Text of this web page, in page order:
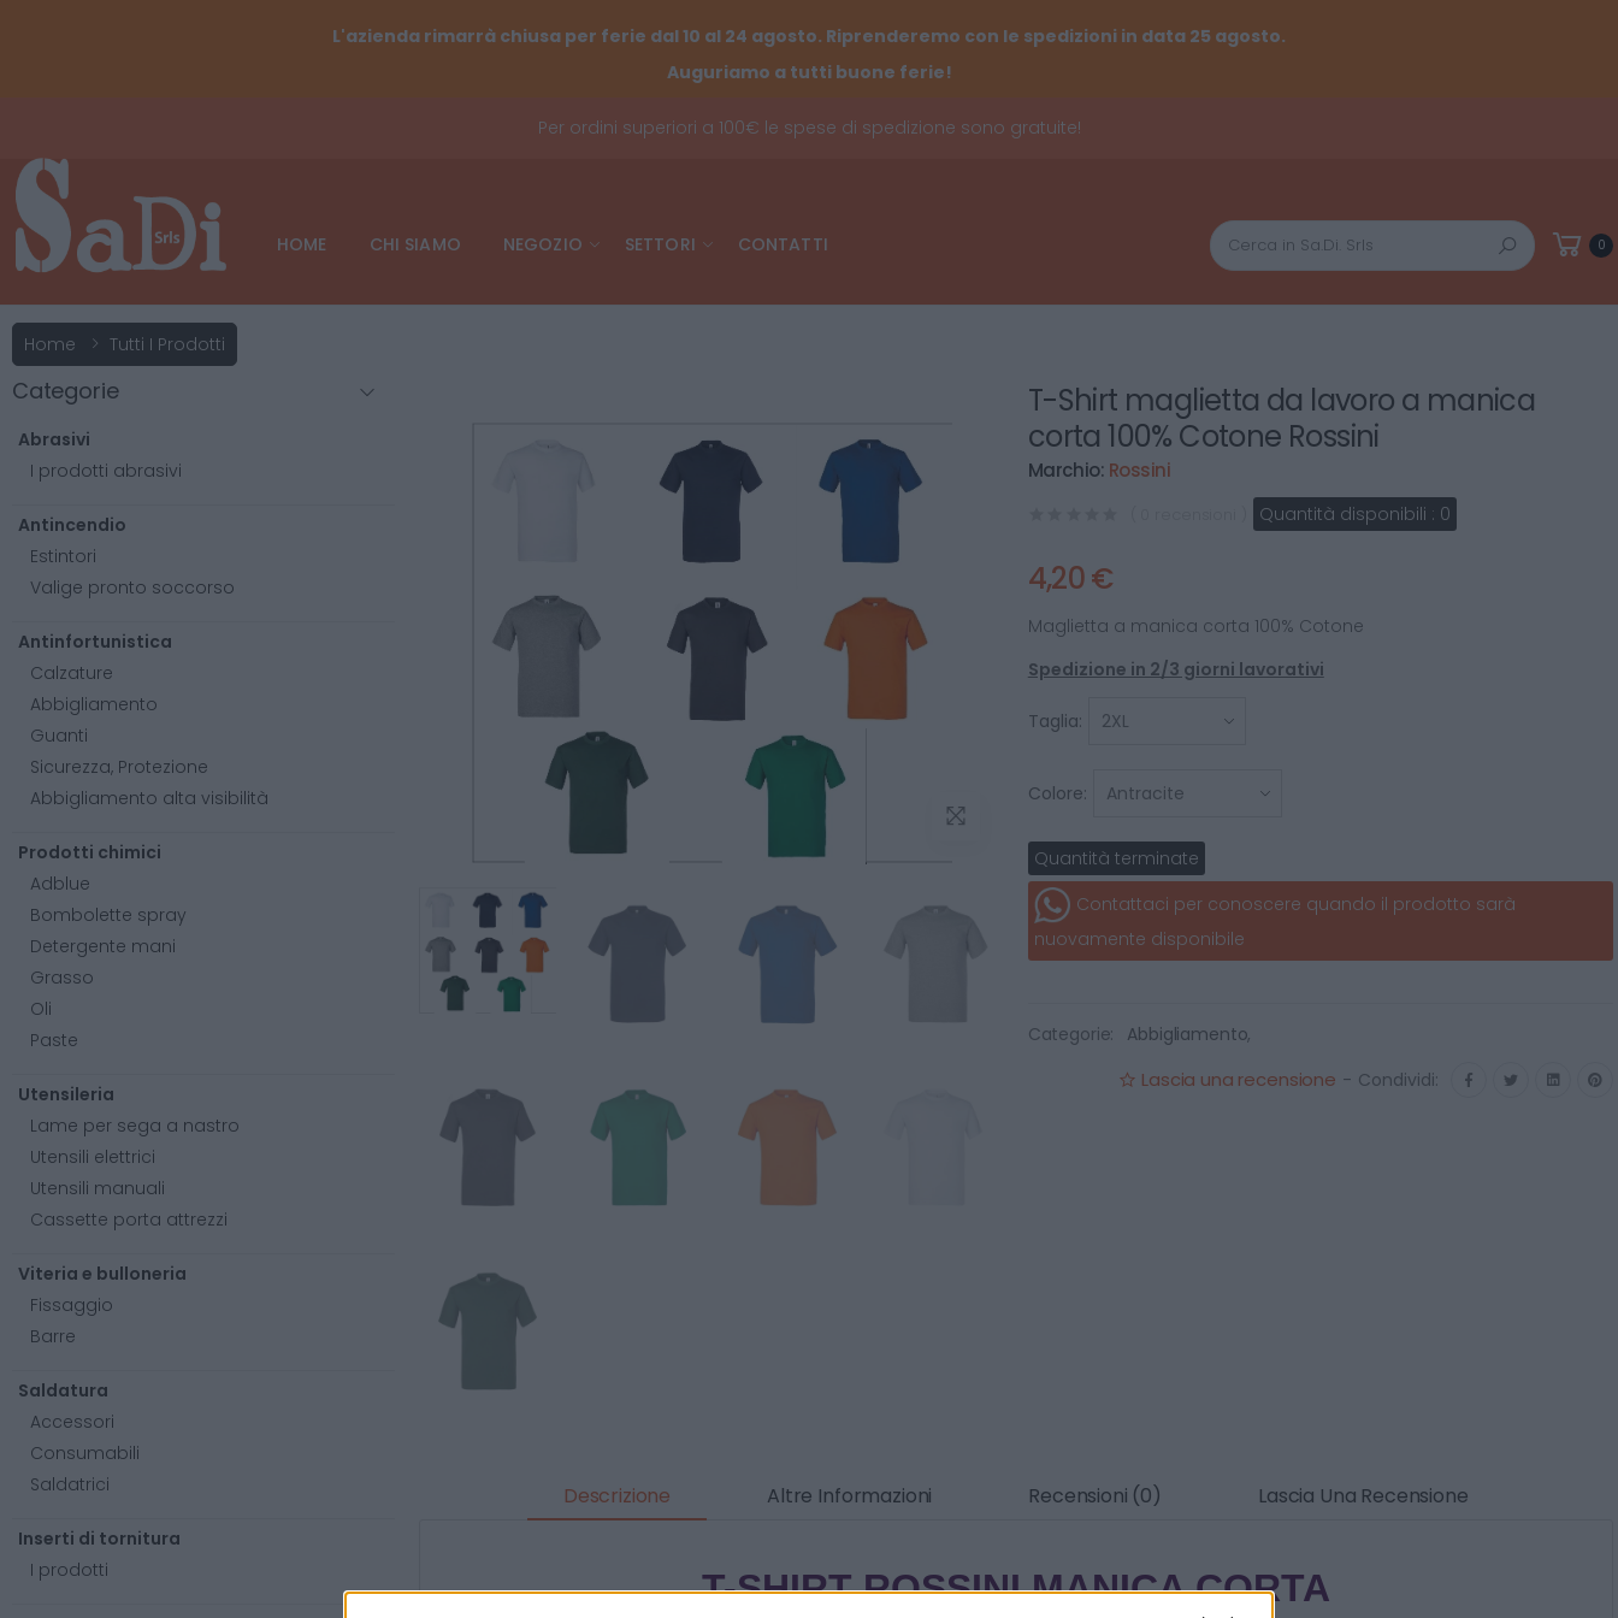
L'azienda rimarrà chiusa per ferie dal 10 al 24 agosto. Riprenderemo con le spedizioni in data 25 agosto.
Auguriamo a tutti buone ferie!
Per ordini superiori a 100€ le spese di spedizione sono gratuite!
HOME CHI SIAMO NEGOZIO SETTORI CONTATTI
Cerca
0
Home Tutti I Prodotti
T-Shirt maglietta da lavoro a manica
corta 100% Cotone Rossini
Marchio: Rossini
Quantità disponibili : 0
4,20 €
Maglietta a manica corta 100% Cotone
Spedizione in 2/3 giorni lavorativi
Taglia:
Colore:
Quantità terminate
Contattaci per conoscere quando il prodotto sarà
nuovamente disponibile
Categorie: Abbigliamento,
Lascia una recensione - Condividi:
Descrizione Altre Informazioni Recensioni (0) Lascia Una Recensione
T-SHIRT ROSSINI MANICA CORTA
Categorie
Abrasivi
I prodotti abrasivi
Antincendio
Estintori
Valige pronto soccorso
Antinfortunistica
Calzature
Abbigliamento
Guanti
Sicurezza, Protezione
Abbigliamento alta visibilità
Prodotti chimici
Adblue
Bombolette spray
Detergente mani
Grasso
Oli
Paste
Utensileria
Lame per sega a nastro
Utensili elettrici
Utensili manuali
Cassette porta attrezzi
Viteria e bulloneria
Fissaggio
Barre
Saldatura
Accessori
Consumabili
Saldatrici
Inserti di tornitura
I prodotti